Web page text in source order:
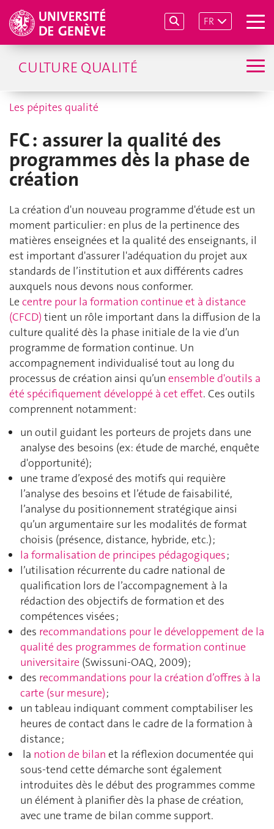
FR
CULTURE QUALITÉ
Les pépites qualité
FC : assurer la qualité des
programmes dès la phase de
création
La création d'un nouveau programme d'étude est un
moment particulier : en plus de la pertinence des
matières enseignées et la qualité des enseignants, il
est important d'assurer l'adéquation du projet aux
standards de l’institution et aux différents cadres
auxquels nous devons nous conformer.
Lecentre pour la formation continue et à distance
(CFCD) tient un rôle important dans la diffusion de la
culture qualité dès la phase initiale de la vie d’un
programme de formation continue. Un
accompagnement individualisé tout au long du
processus de création ainsi qu’un ensemble d'outils a
été spécifiquement développé à cet effet. Ces outils
comprennent notamment:
un outil guidant les porteurs de projets dans une
analyse des besoins (ex: étude de marché, enquête
d'opportunité);
une trame d’exposé des motifs qui requière
l’analyse des besoins et l’étude de faisabilité,
l’analyse du positionnement stratégique ainsi
qu’un argumentaire sur les modalités de format
choisis (présence, distance, hybride, etc.) ;
la formalisation de principes pédagogiques;
l’utilisation récurrente du cadre national de
qualification lors de l’accompagnement à la
rédaction des objectifs de formation et des
compétences visées ;
des recommandations pour le développement de la
qualité des programmes de formation continue
universitaire (Swissuni-OAQ, 2009) ;
des recommandations pour la création d’offres à la
carte (sur mesure);
un tableau indiquant comment comptabiliser les
heures de contact dans le cadre de la formation à
distance ;
la notion de bilan et la réflexion documentée qui
sous-tend cette démarche sont également
introduites dès le début des programmes comme
un élément à planifier dès la phase de création,
avec une trame de bilan comme support.